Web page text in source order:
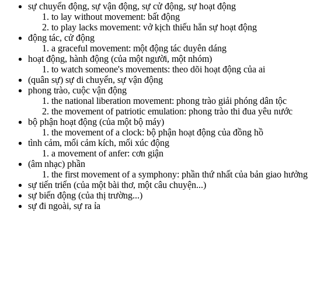
sự chuyển động, sự vận động, sự cử động, sự hoạt động
to lay without movement: bất động
to play lacks movement: vở kịch thiếu hẳn sự hoạt động
động tác, cử động
a graceful movement: một động tác duyên dáng
hoạt động, hành động (của một người, một nhóm)
to watch someone's movements: theo dõi hoạt động của ai
(quân sự) sự di chuyển, sự vận động
phong trào, cuộc vận động
the national liberation movement: phong trào giải phóng dân tộc
the movement of patriotic emulation: phong trào thi đua yêu nước
bộ phận hoạt động (của một bộ máy)
the movement of a clock: bộ phận hoạt động của đồng hồ
tình cảm, mối cảm kích, mối xúc động
a movement of anfer: cơn giận
(âm nhạc) phần
the first movement of a symphony: phần thứ nhất của bản giao hưởng
sự tiến triển (của một bài thơ, một câu chuyện...)
sự biến động (của thị trường...)
sự đi ngoài, sự ra ỉa